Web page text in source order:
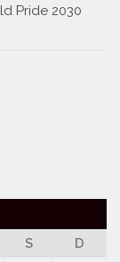
Pride 2030
S
D